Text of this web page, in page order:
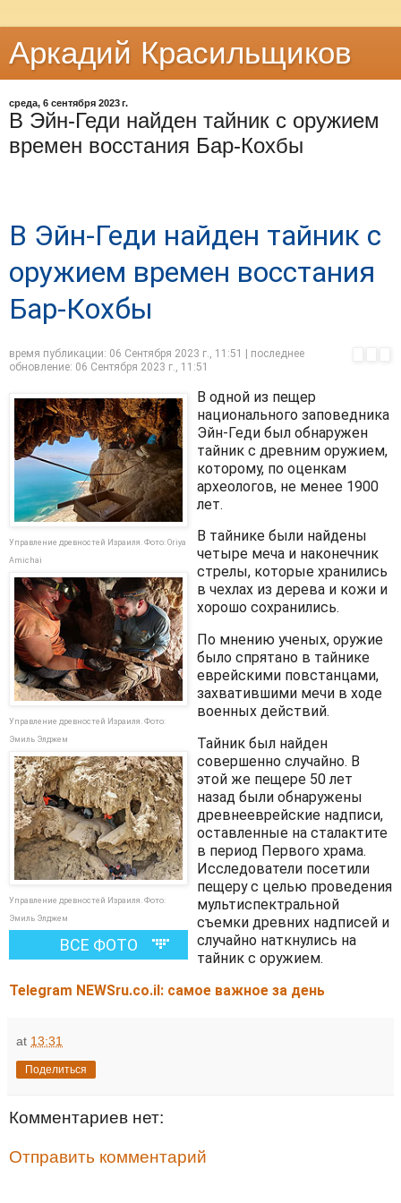
Аркадий Красильщиков
среда, 6 сентября 2023 г.
В Эйн-Геди найден тайник с оружием
времен восстания Бар-Кохбы
В Эйн-Геди найден тайник с
оружием времен восстания
Бар-Кохбы
время публикации: 06 Сентября 2023 г., 11:51 | последнее
обновление: 06 Сентября 2023 г., 11:51
Управление древностей Израиля. Фото: Oriya
Amichai
Управление древностей Израиля. Фото:
Эмиль Элджем
Управление древностей Израиля. Фото:
Эмиль Элджем
ВСЕ ФОТО
В одной из пещер
национального заповедника
Эйн-Геди был обнаружен
тайник с древним оружием,
которому, по оценкам
археологов, не менее 1900
лет.
В тайнике были найдены
четыре меча и наконечник
стрелы, которые хранились
в чехлах из дерева и кожи и
хорошо сохранились.
По мнению ученых, оружие
было спрятано в тайнике
еврейскими повстанцами,
захватившими мечи в ходе
военных действий.
Тайник был найден
совершенно случайно. В
этой же пещере 50 лет
назад были обнаружены
древнееврейские надписи,
оставленные на сталактите
в период Первого храма.
Исследователи посетили
пещеру с целью проведения
мультиспектральной
съемки древних надписей и
случайно наткнулись на
тайник с оружием.
Telegram NEWSru.co.il: самое важное за день
at 13:31
Поделиться
Комментариев нет:
Отправить комментарий